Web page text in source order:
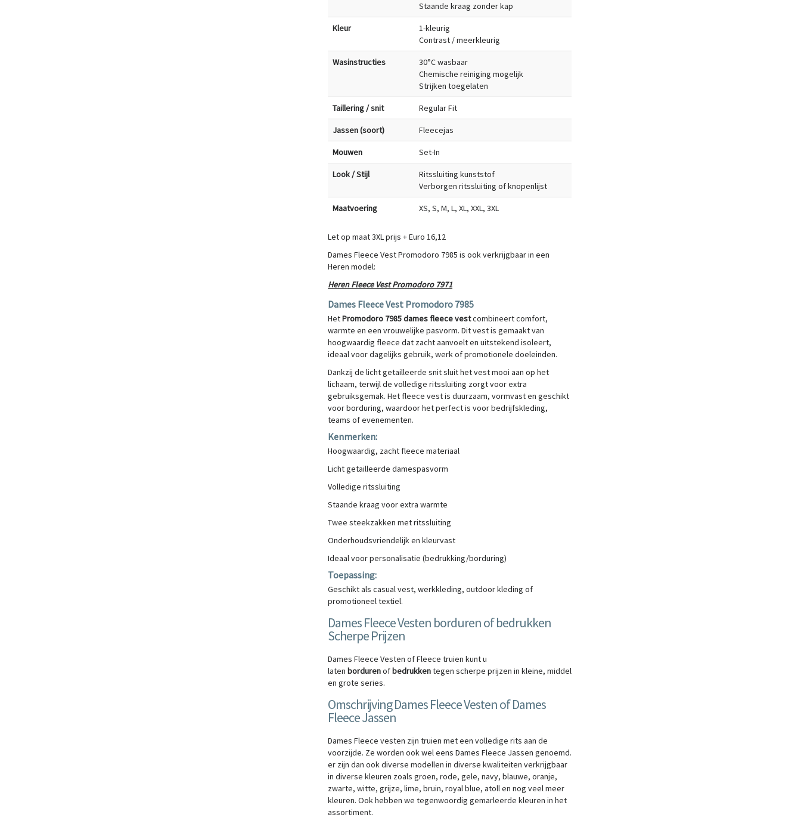
Staande kraag zonder kap
Kleur
1-kleurig
Contrast / meerkleurig
Wasinstructies
30°C wasbaar
Chemische reiniging mogelijk
Strijken toegelaten
Taillering / snit Regular Fit
Jassen (soort) Fleecejas
Mouwen Set-In
Look / Stijl
Ritssluiting kunststof
Verborgen ritssluiting of knopenlijst
Maatvoering XS, S, M, L, XL, XXL, 3XL
Let op maat 3XL prijs + Euro 16,12
Dames Fleece Vest Promodoro 7985 is ook verkrijgbaar in een
Heren model:
Heren Fleece Vest Promodoro 7971
Dames Fleece Vest Promodoro 7985
HetPromodoro 7985 dames fleece vestcombineert comfort,
warmte en een vrouwelijke pasvorm. Dit vest is gemaakt van
hoogwaardig fleece dat zacht aanvoelt en uitstekend isoleert,
ideaal voor dagelijks gebruik, werk of promotionele doeleinden.
Dankzij de licht getailleerde snit sluit het vest mooi aan op het
lichaam, terwijl de volledige ritssluiting zorgt voor extra
gebruiksgemak. Het fleece vest is duurzaam, vormvast en geschikt
voor borduring, waardoor het perfect is voor bedrijfskleding,
teams of evenementen.
Kenmerken:
Hoogwaardig, zacht fleece materiaal
Licht getailleerde damespasvorm
Volledige ritssluiting
Staande kraag voor extra warmte
Twee steekzakken met ritssluiting
Onderhoudsvriendelijk en kleurvast
Ideaal voor personalisatie (bedrukking/borduring)
Toepassing:
Geschikt als casual vest, werkkleding, outdoor kleding of
promotioneel textiel.
Dames Fleece Vesten borduren of bedrukken
Scherpe Prijzen
Dames Fleece Vesten of Fleece truien kunt u
latenbordurenofbedrukkentegen scherpe prijzen in kleine, middel
en grote series.
Omschrijving Dames Fleece Vesten of Dames
Fleece Jassen
Dames Fleece vesten zijn truien met een volledige rits aan de
voorzijde. Ze worden ook wel eens Dames Fleece Jassen genoemd.
er zijn dan ook diverse modellen in diverse kwaliteiten verkrijgbaar
in diverse kleuren zoals groen, rode, gele, navy, blauwe, oranje,
zwarte, witte, grijze, lime, bruin, royal blue, atoll en nog veel meer
kleuren. Ook hebben we tegenwoordig gemarleerde kleuren in het
assortiment.